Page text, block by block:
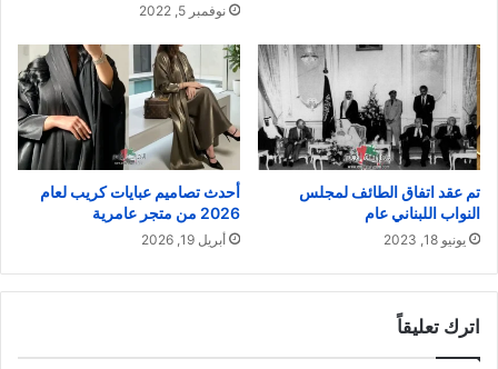
نوفمبر 5, 2022
تم عقد اتفاق الطائف لمجلس
النواب اللبناني عام
يونيو 18, 2023
أحدث تصاميم عبايات كريب لعام
2026 من متجر عامرية
أبريل 19, 2026
اترك تعليقاً